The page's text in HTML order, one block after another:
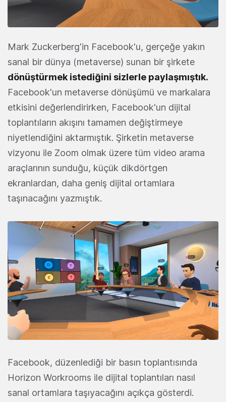
Mark Zuckerberg'in Facebook'u, gerçeğe yakın
sanal bir dünya (metaverse) sunan bir şirkete
dönüştürmek istediğini sizlerle paylaşmıştık.
Facebook'un metaverse dönüşümü ve markalara
etkisini değerlendirirken, Facebook'un dijital
toplantıların akışını tamamen değiştirmeye
niyetlendiğini aktarmıştık. Şirketin metaverse
vizyonu ile Zoom olmak üzere tüm video arama
araçlarının sunduğu, küçük dikdörtgen
ekranlardan, daha geniş dijital ortamlara
taşınacağını yazmıştık.
Facebook, düzenlediği bir basın toplantısında
Horizon Workrooms ile dijital toplantıları nasıl
sanal ortamlara taşıyacağını açıkça gösterdi.